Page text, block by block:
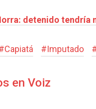
detenido tendría
Capiatá #Imputado
en Voiz